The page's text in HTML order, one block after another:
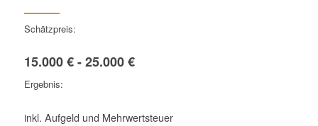
Schätzpreis:
15.000 € - 25.000 €
Ergebnis:
inkl. Aufgeld und Mehrwertsteuer